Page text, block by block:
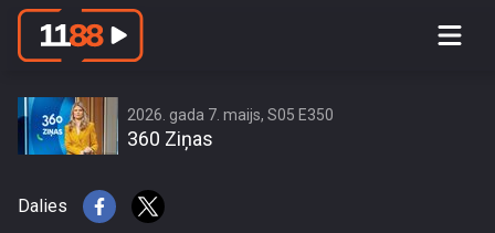
Pabeigta Inčukalna pazemes gāzes
2026. gada 7. maijs, S05 E350
360 Ziņas
Dalies